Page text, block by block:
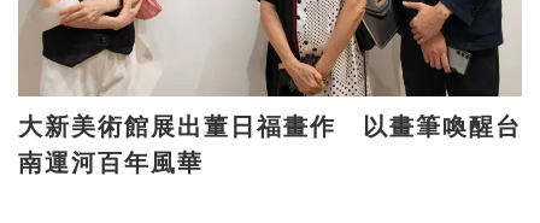
大新美術館展出董日福畫作 以畫筆喚醒台
南運河百年風華